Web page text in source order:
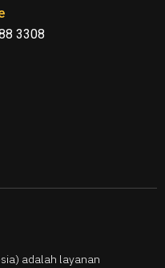
3308
adalah layanan